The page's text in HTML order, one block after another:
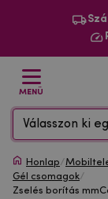
MENÜ
Válasszon ki
Honlap/
Gél csomagok/
Zselés borítás